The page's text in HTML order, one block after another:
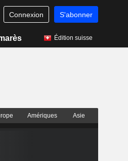
Connexion S'abonner
Édition suisse
Amériques Asie